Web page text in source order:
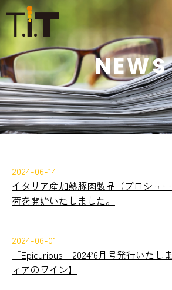
NEWS
2024-06-14
イタリア産加熱豚肉製品（プロシュ
荷を開始いたしました。
2024-06-01
「Epicurious」2024’6月号発行いた
ィアのワイン】